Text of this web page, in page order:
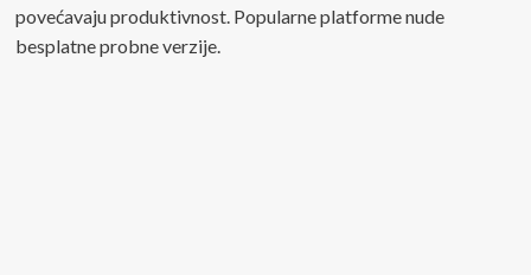
povećavaju produktivnost. Popularne platforme nude
besplatne probne verzije.